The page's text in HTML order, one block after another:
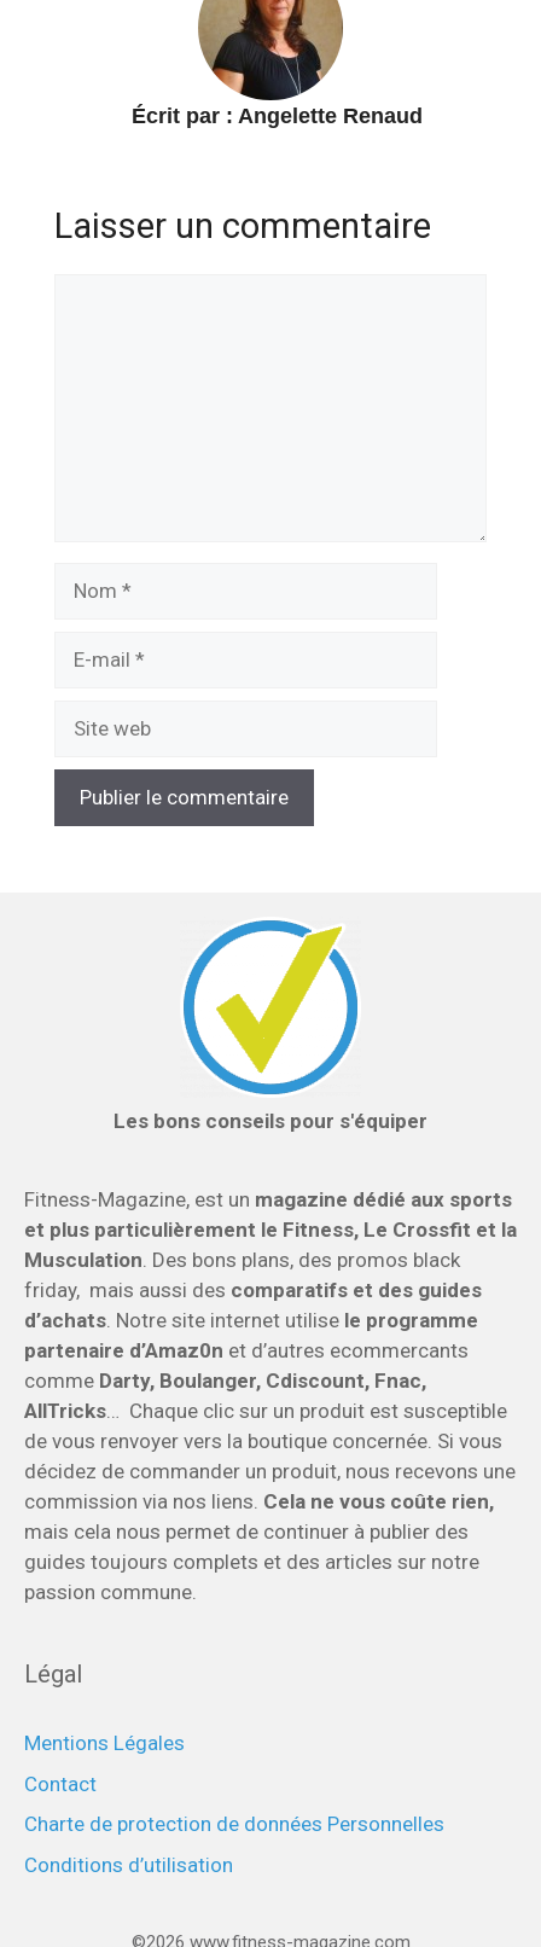
Écrit par : Angelette Renaud
Laisser un commentaire
Les bons conseils pour s'équiper
Fitness-Magazine, est un magazine dédié aux sports
et plus particulièrement le Fitness, Le Crossfit et la
Musculation. Des bons plans, des promos black
friday, mais aussi des comparatifs et des guides
d’achats. Notre site internet utilise le programme
partenaire d’Amaz0n et d’autres ecommercants
comme Darty, Boulanger, Cdiscount, Fnac,
AllTricks… Chaque clic sur un produit est susceptible
de vous renvoyer vers la boutique concernée. Si vous
décidez de commander un produit, nous recevons une
commission via nos liens. Cela ne vous coûte rien,
mais cela nous permet de continuer à publier des
guides toujours complets et des articles sur notre
passion commune.
Légal
Mentions Légales
Contact
Charte de protection de données Personnelles
Conditions d’utilisation
©2026 www.fitness-magazine.com